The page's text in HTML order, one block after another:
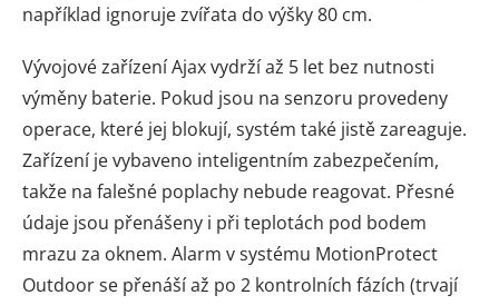
například ignoruje zvířata do výšky 80 cm.
Vývojové zařízení Ajax vydrží až 5 let bez nutnosti
výměny baterie. Pokud jsou na senzoru provedeny
operace, které jej blokují, systém také jistě zareaguje.
Zařízení je vybaveno inteligentním zabezpečením,
takže na falešné poplachy nebude reagovat. Přesné
údaje jsou přenášeny i při teplotách pod bodem
mrazu za oknem. Alarm v systému MotionProtect
Outdoor se přenáší až po 2 kontrolních fázích (trvají